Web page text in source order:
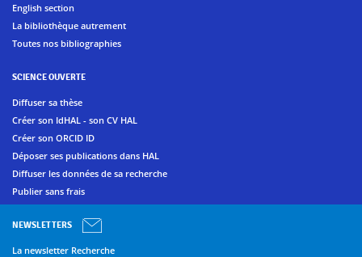
English section
La bibliothèque autrement
Toutes nos bibliographies
SCIENCE OUVERTE
Diffuser sa thèse
Créer son IdHAL - son CV HAL
Créer son ORCID ID
Déposer ses publications dans HAL
Diffuser les données de sa recherche
Publier sans frais
NEWSLETTERS
La newsletter Recherche